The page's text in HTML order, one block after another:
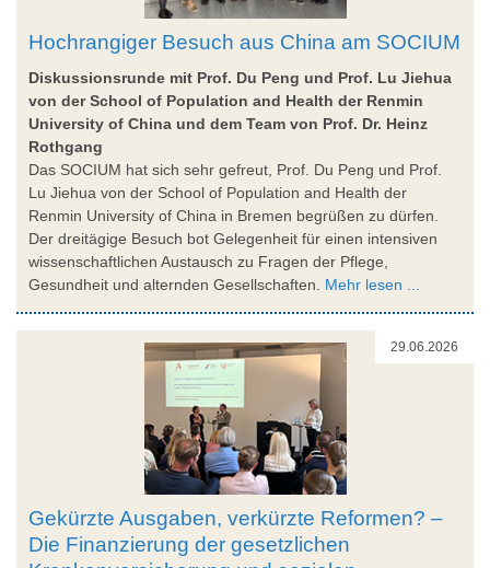
Hochrangiger Besuch aus China am SOCIUM
Diskussionsrunde mit Prof. Du Peng und Prof. Lu Jiehua
von der School of Population and Health der Renmin
University of China und dem Team von Prof. Dr. Heinz
Rothgang
Das SOCIUM hat sich sehr gefreut, Prof. Du Peng und Prof.
Lu Jiehua von der School of Population and Health der
Renmin University of China in Bremen begrüßen zu dürfen.
Der dreitägige Besuch bot Gelegenheit für einen intensiven
wissenschaftlichen Austausch zu Fragen der Pflege,
Gesundheit und alternden Gesellschaften. Mehr lesen ...
29.06.2026
Gekürzte Ausgaben, verkürzte Reformen? –
Die Finanzierung der gesetzlichen